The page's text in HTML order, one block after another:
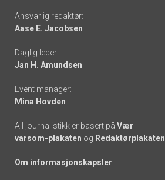
Footer
-
links
Ansvarlig redaktør:
Aase E. Jacobsen
Daglig leder:
Jan H. Amundsen
Event manager:
Mina Hovden
All journalistikk er basert på Vær
varsom-plakaten og Redaktørplakaten
Om informasjonskapsler